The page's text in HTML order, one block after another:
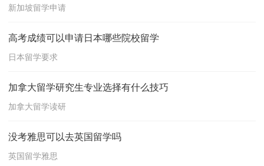
新加坡留学申请
高考成绩可以申请日本哪些院校留学
日本留学要求
加拿大留学研究生专业选择有什么技巧
加拿大留学读研
没考雅思可以去英国留学吗
英国留学雅思